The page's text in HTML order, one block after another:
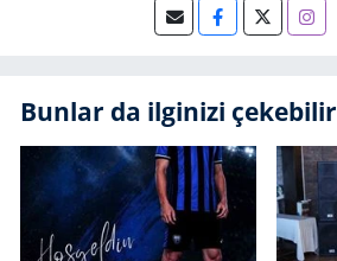
Bunlar da ilginizi çekebilir